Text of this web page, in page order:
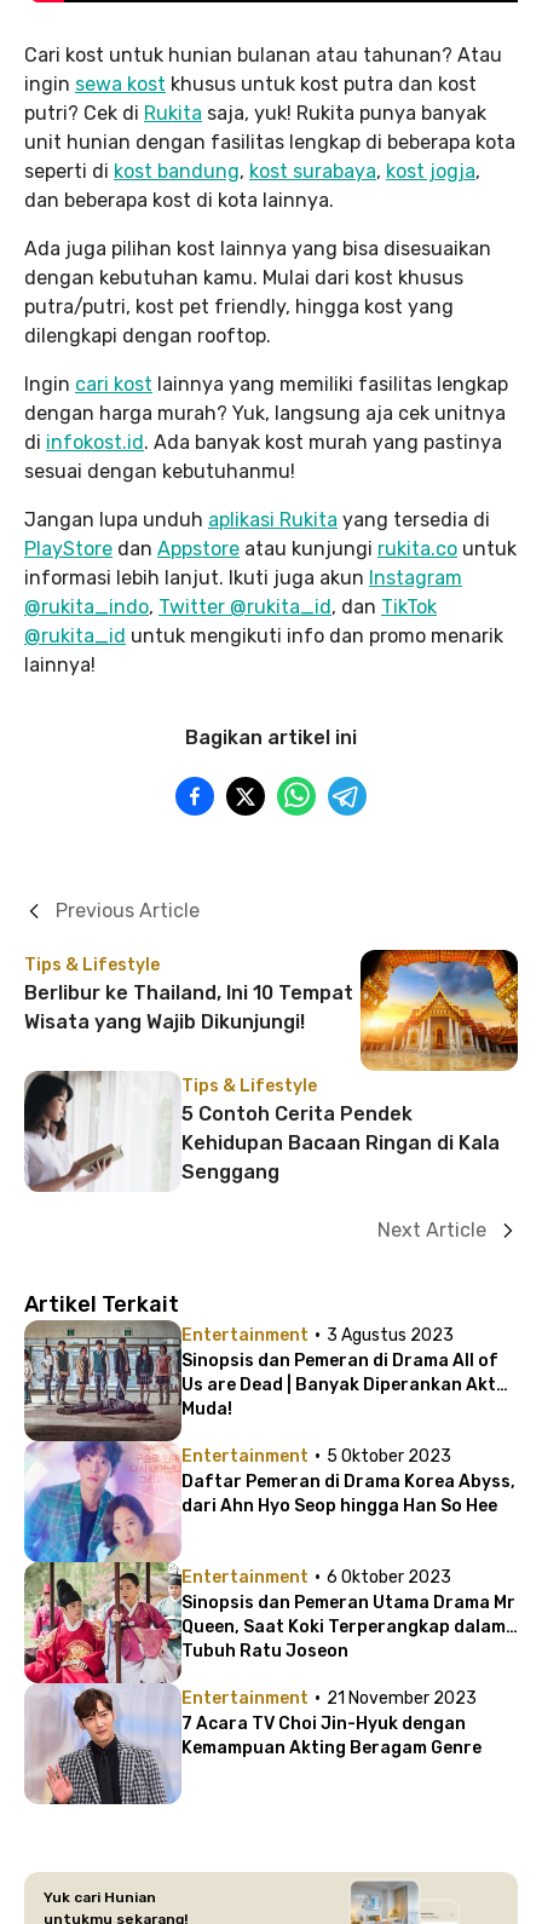
Cari kost untuk hunian bulanan atau tahunan? Atau
ingin sewa kost khusus untuk kost putra dan kost
putri? Cek di Rukita saja, yuk! Rukita punya banyak
unit hunian dengan fasilitas lengkap di beberapa kota
seperti di kost bandung, kost surabaya, kost jogja,
dan beberapa kost di kota lainnya.
Ada juga pilihan kost lainnya yang bisa disesuaikan
dengan kebutuhan kamu. Mulai dari kost khusus
putra/putri, kost pet friendly, hingga kost yang
dilengkapi dengan rooftop.
Ingin cari kost lainnya yang memiliki fasilitas lengkap
dengan harga murah? Yuk, langsung aja cek unitnya
di infokost.id. Ada banyak kost murah yang pastinya
sesuai dengan kebutuhanmu!
Jangan lupa unduh aplikasi Rukita yang tersedia di
PlayStore dan Appstore atau kunjungi rukita.co untuk
informasi lebih lanjut. Ikuti juga akun Instagram
@rukita_indo, Twitter @rukita_id, dan TikTok
@rukita_id untuk mengikuti info dan promo menarik
lainnya!
Bagikan artikel ini
Tips & Lifestyle
Berlibur ke Thailand, Ini 10 Tempat
Wisata yang Wajib Dikunjungi!
Previous Article
Tips & Lifestyle
5 Contoh Cerita Pendek
Kehidupan Bacaan Ringan di Kala
Senggang
Next Article
Artikel Terkait
Entertainment · 3 Agustus 2023
Sinopsis dan Pemeran di Drama All of
Us are Dead | Banyak Diperankan Aktor
Muda!
Entertainment · 5 Oktober 2023
Daftar Pemeran di Drama Korea Abyss,
dari Ahn Hyo Seop hingga Han So Hee
Entertainment · 6 Oktober 2023
Sinopsis dan Pemeran Utama Drama Mr
Queen, Saat Koki Terperangkap dalam
Tubuh Ratu Joseon
Entertainment · 21 November 2023
7 Acara TV Choi Jin-Hyuk dengan
Kemampuan Akting Beragam Genre
Yuk cari Hunian
untukmu sekarang!